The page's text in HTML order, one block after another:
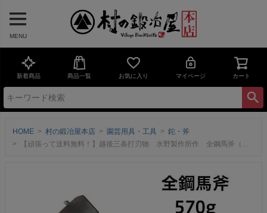
MENU
新着商品 商品一覧 お気に入り マイページ カート
HOME 村の鍛冶屋本店 園芸用具・工具
鉈・斧
【頑張って送料無料！】越後三条打刃物 水野製作所作 全鋼馬斧（バキン）570g ボタン360mm サック入 焚付が楽に作れます 010-018